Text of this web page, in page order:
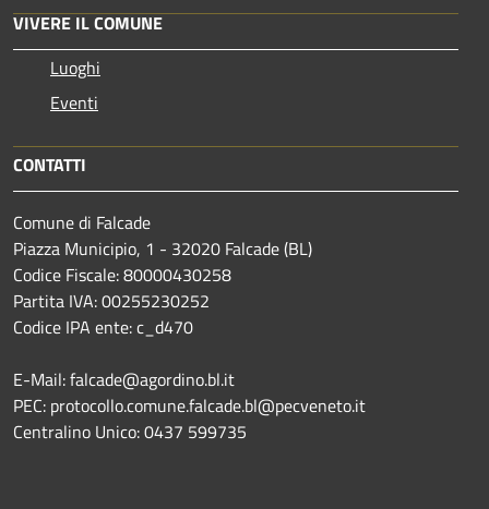
VIVERE IL COMUNE
Luoghi
Eventi
CONTATTI
Comune di Falcade
Piazza Municipio, 1 - 32020 Falcade (BL)
Codice Fiscale: 80000430258
Partita IVA: 00255230252
Codice IPA ente: c_d470
E-Mail: falcade@agordino.bl.it
PEC: protocollo.comune.falcade.bl@pecveneto.it
Centralino Unico: 0437 599735